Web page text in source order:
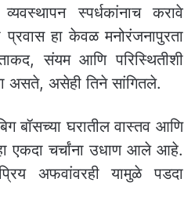
स्पर्धकांनाच करावे
प्रवास हा केवळ मनोरंजनापुरता
संयम आणि परिस्थितीशी
असते, असेही तिने सांगितले.
बॉसच्या घरातील वास्तव आणि
एकदा चर्चांना उधाण आले आहे.
अफवांवरही यामुळे पडदा